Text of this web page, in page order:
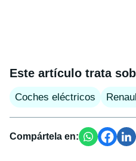
Este artículo trata
Coches eléctricos
Compártela en: